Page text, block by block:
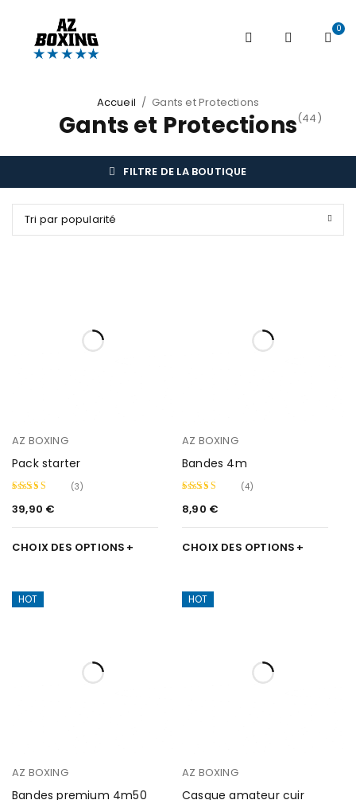
0
Accueil / Gants et Protections
Gants et Protections(44)
FILTRE DE LA BOUTIQUE
Tri par popularité
AZ BOXING
Pack starter
Note5.00
sur 5
(3)
39,90 €
CHOIX DES OPTIONS
AZ BOXING
Bandes 4m
Note5.00
sur 5
(4)
8,90 €
CHOIX DES OPTIONS
HOT
AZ BOXING
Bandes premium 4m50
HOT
AZ BOXING
Casque amateur cuir